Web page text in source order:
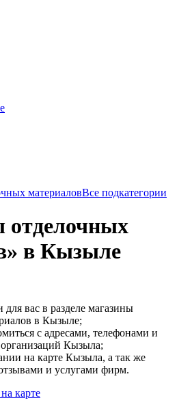
материаловВсе подкатегории
отделочных
в Кызыле
вас в разделе магазины
в Кызыле;
с адресами, телефонами и
Кызыла;
на карте Кызыла, а так же
и услугами фирм.
карте